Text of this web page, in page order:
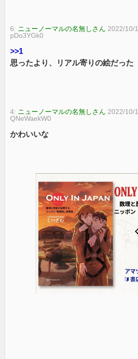
6: ニューノーマルの名無しさん 2022/10/
pDo3YGk0
>>1
思ったより、リアル寄りの絵だった
4: ニューノーマルの名無しさん 2022/10/
QNeWaekW0
かわいいな